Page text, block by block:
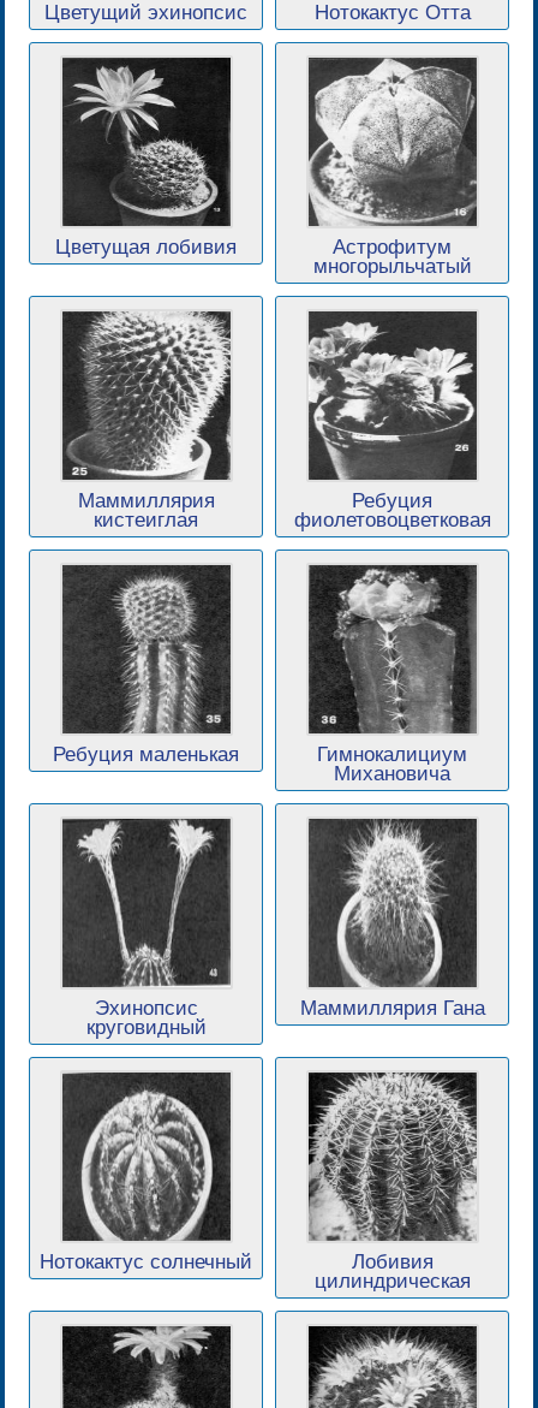
Цветущий эхинопсис Нотокактус Отта
Цветущая лобивия
Астрофитум
многорыльчатый
Маммиллярия
кистеиглая
Ребуция
фиолетовоцветковая
Ребуция маленькая
Гимнокалициум
Михановича
Эхинопсис
круговидный
Маммиллярия Гана
Нотокактус солнечный
Лобивия
цилиндрическая